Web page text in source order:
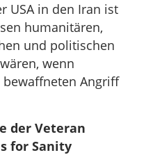
USA in den Iran ist
humanitären,
und politischen
wenn
Angriff
der Veteran
for Sanity